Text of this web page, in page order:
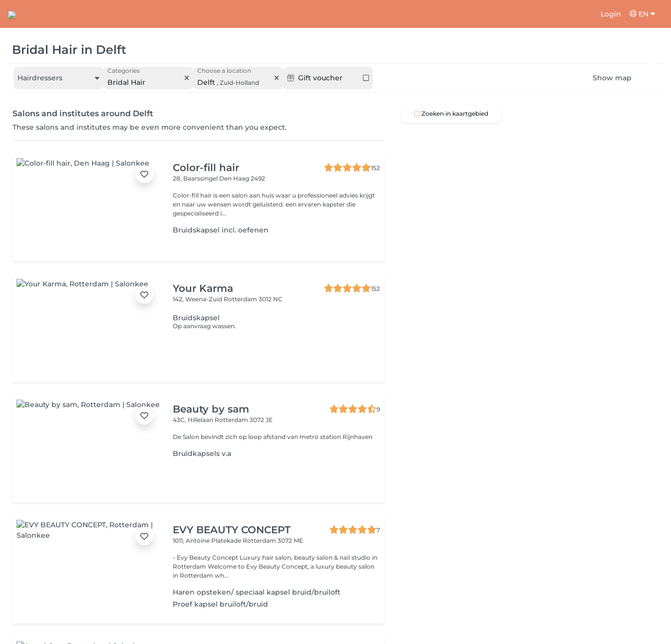
Login EN
Bridal Hair in Delft
Hairdressers
Categories
Bridal Hair
Choose a location
Delft , Zuid-Holland
Gift voucher Show map
Salons and institutes around Delft
These salons and institutes may be even more convenient than you expect.
Color-fill hair
152
28, Baarssingel Den Haag 2492
Color-fill hair is een salon aan huis waar u professioneel advies krijgt
en naar uw wensen wordt geluisterd. een ervaren kapster die
gespecialiseerd i...
Bruidskapsel incl. oefenen
Your Karma
152
142, Weena-Zuid Rotterdam 3012 NC
Bruidskapsel
Op aanvraag wassen.
Beauty by sam
9
43C, Hillelaan Rotterdam 3072 JE
De Salon bevindt zich op loop afstand van metro station Rijnhaven
Bruidkapsels v.a
EVY BEAUTY CONCEPT
7
1011, Antoine Platekade Rotterdam 3072 ME
- Evy Beauty Concept Luxury hair salon, beauty salon & nail studio in
Rotterdam Welcome to Evy Beauty Concept, a luxury beauty salon
in Rotterdam wh...
Haren opsteken/ speciaal kapsel bruid/bruiloft
Proef kapsel bruiloft/bruid
Zoeken in kaartgebied